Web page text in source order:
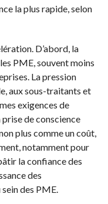
la plus rapide, selon
D’abord, la
PME, souvent moins
La pression
aux sous-traitants et
exigences de
prise de conscience
plus comme un coût,
notamment pour
la confiance des
des
des PME.